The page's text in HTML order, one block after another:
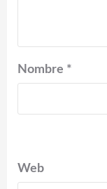
Nombre *
Web